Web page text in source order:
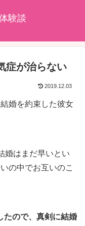
験談
症が治らない
2019.12.03
婚を約束した彼女
婚はまだ早いとい
の中でお互いのこ
たので、真剣に結婚